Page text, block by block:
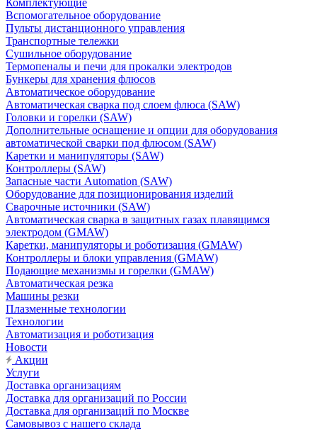
Комплектующие
Вспомогательное оборудование
Пульты дистанционного управления
Транспортные тележки
Сушильное оборудование
Термопеналы и печи для прокалки электродов
Бункеры для хранения флюсов
Автоматическое оборудование
Автоматическая сварка под слоем флюса (SAW)
Головки и горелки (SAW)
Дополнительные оснащение и опции для оборудования
автоматической сварки под флюсом (SAW)
Каретки и манипуляторы (SAW)
Контроллеры (SAW)
Запасные части Automation (SAW)
Оборудование для позиционирования изделий
Сварочные источники (SAW)
Автоматическая сварка в защитных газах плавящимся
электродом (GMAW)
Каретки, манипуляторы и роботизация (GMAW)
Контроллеры и блоки управления (GMAW)
Подающие механизмы и горелки (GMAW)
Автоматическая резка
Машины резки
Плазменные технологии
Технологии
Автоматизация и роботизация
Новости
Акции
Услуги
Доставка организациям
Доставка для организаций по России
Доставка для организаций по Москве
Самовывоз с нашего склада